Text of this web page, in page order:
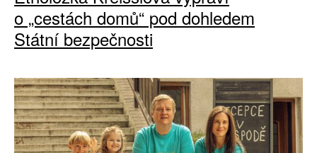
o „cestách domů“ pod dohledem
Státní bezpečnosti